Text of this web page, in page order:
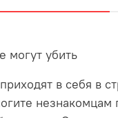
могут убить
в себя в
незнакомцам